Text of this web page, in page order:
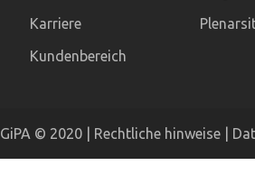
Karriere
Kundenbereich
GiPA © 2020 | Rechtliche hinweise|